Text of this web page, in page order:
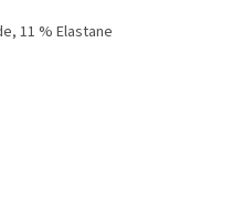
11 % Elastane